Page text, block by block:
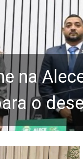
na
o